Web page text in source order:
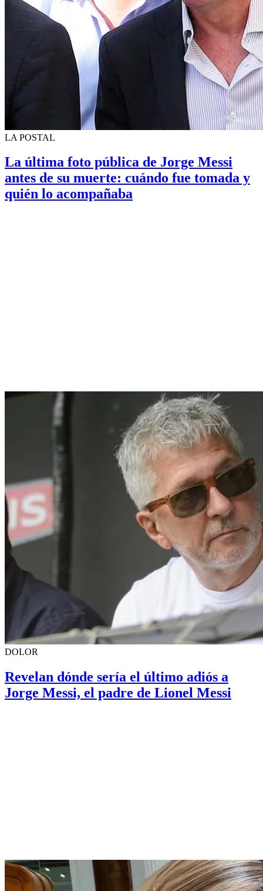
LA POSTAL
La última foto pública de Jorge Messi
antes de su muerte: cuándo fue tomada y
quién lo acompañaba
DOLOR
Revelan dónde sería el último adiós a
Jorge Messi, el padre de Lionel Messi